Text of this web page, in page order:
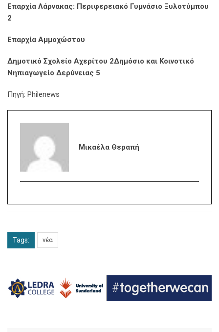
Επαρχία Λάρνακας: Περιφερειακό Γυμνάσιο Ξυλοτύμπου
2
Επαρχία Αμμοχώστου
Δημοτικό Σχολείο Αχερίτου 2Δημόσιο και Κοινοτικό
Νηπιαγωγείο Δερύνειας 5
Πηγή: Philenews
Μικαέλα Θεραπή
Tags: νέα